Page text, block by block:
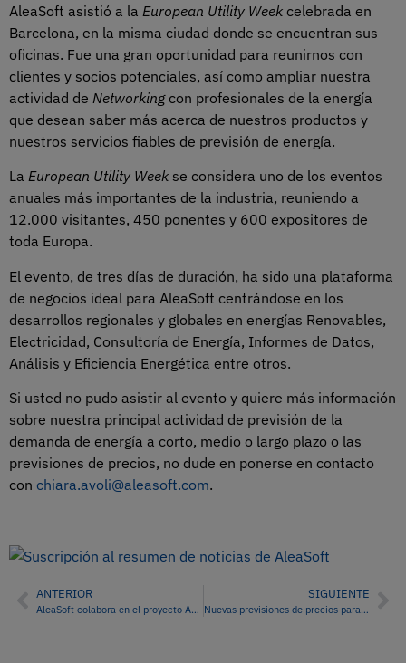
AleaSoft asistió a la European Utility Week celebrada en
Barcelona, en la misma ciudad donde se encuentran sus
oficinas. Fue una gran oportunidad para reunirnos con
clientes y socios potenciales, así como ampliar nuestra
actividad de Networkingcon profesionales de la energía
que desean saber más acerca de nuestros productos y
nuestros servicios fiables de previsión de energía.
La European Utility Week se considera uno de los eventos
anuales más importantes de la industria, reuniendo a
12.000 visitantes, 450 ponentes y 600 expositores de
toda Europa.
El evento, de tres días de duración, ha sido una plataforma
de negocios ideal para AleaSoft centrándose en los
desarrollos regionales y globales en energías Renovables,
Electricidad, Consultoría de Energía, Informes de Datos,
Análisis y Eficiencia Energética entre otros.
Si usted no pudo asistir al evento y quiere más información
sobre nuestra principal actividad de previsión de la
demanda de energía a corto, medio o largo plazo o las
previsiones de precios, no dude en ponerse en contacto
con chiara.avoli@aleasoft.com.
ANTERIOR
AleaSoft colabora en el proyecto ANYWHERE: Una plataforma Paneuropea para la gestión de riesgos
SIGUIENTE
Nuevas previsiones de precios para el mercado eléctrico francés